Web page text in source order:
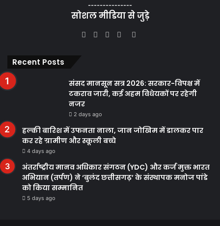
---------------
सोशल मीडिया से जुड़े
Facebook
TwitterYouTubeInstagram
WhatsApp
Recent Posts
संसद मानसून सत्र 2026: सरकार-विपक्ष में
टकराव जारी, कई अहम विधेयकों पर रहेगी
नजर
2 days ago
हल्की बारिश में उफनता नाला, जान जोखिम में डालकर पार
कर रहे ग्रामीण और स्कूली बच्चे
4 days ago
अंतर्राष्ट्रीय मानव अधिकार संगठन (YDC) और कर्ज मुक्त भारत
अभियान (तर्पण) ने ‘बुलंद छत्तीसगढ़’ के संस्थापक मनोज पांडे
को किया सम्मानित
5 days ago